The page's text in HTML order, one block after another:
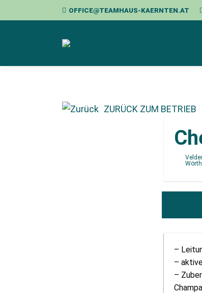
OFFICE@TEAMHAUS-KAERNTEN.AT
ZURÜCK ZUM BETRIEB
–
–
–